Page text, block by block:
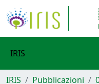
IRIS
IRIS Pubblicazioni